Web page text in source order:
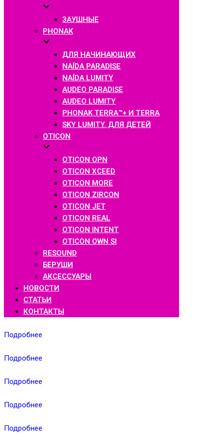
ЗАУШНЫЕ
PHONAK
ДЛЯ НАЧИНАЮЩИХ
NAÍDA PARADISE
NAÍDA LUMITY
AUDEO PARADISE
AUDEO LUMITY
PHONAK TERRA™+ И TERRA
SKY LUMITY. ДЛЯ ДЕТЕЙ
OTICON
OTICON OPN
OTICON XCEED
OTICON MORE
OTICON ZIRCON
OTICON JET
OTICON REAL
OTICON INTENT
OTICON OWN SI
RESOUND
БЕРУШИ
АКСЕССУАРЫ
НОВОСТИ
СТАТЬИ
КОНТАКТЫ
Подробнее
Подробнее
Подробнее
Подробнее
Подробнее